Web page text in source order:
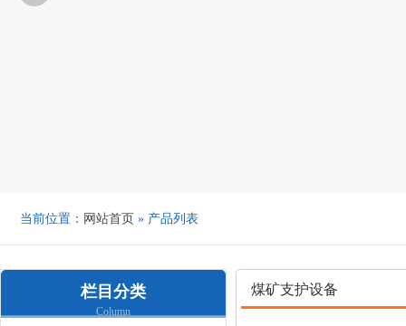
当前位置： 网站首页 » 产品列表
栏目分类
Column
煤矿支护设备